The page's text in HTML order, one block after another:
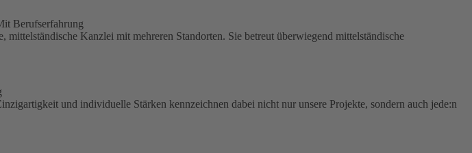
Berufserfahrung
Kanzlei mit mehreren Standorten. Sie betreut überwiegend mittelständische
und individuelle Stärken kennzeichnen dabei nicht nur unsere Projekte, sondern auch jede:n